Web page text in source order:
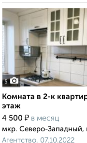
5
Комната в 2-к
этаж
4 500 ₽ в месяц
мкр. Северо-Западный,
Агентство, 07.10.2022